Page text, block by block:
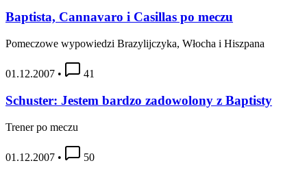
Baptista, Cannavaro i Casillas po meczu
Pomeczowe wypowiedzi Brazylijczyka, Włocha i Hiszpana
01.12.2007 • 41
Schuster: Jestem bardzo zadowolony z Baptisty
Trener po meczu
01.12.2007 • 50